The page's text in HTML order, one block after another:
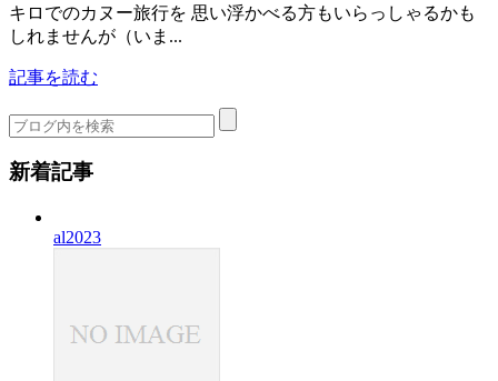
キロでのカヌー旅行を 思い浮かべる方もいらっしゃるかも
しれませんが（いま...
記事を読む
新着記事
al2023